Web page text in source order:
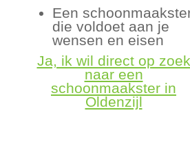
Een
die voldoet aan je
wensen en eisen
Ja, ik wil direct op zoek
naar een
schoonmaakster in
Oldenzijl